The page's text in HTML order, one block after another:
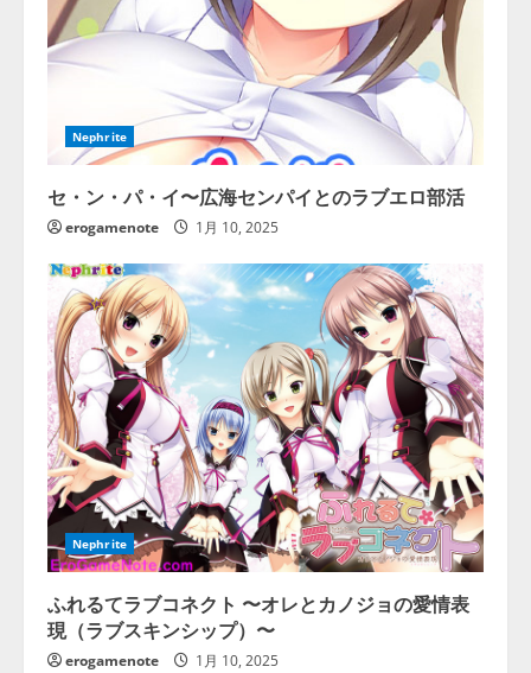
Nephrite
セ・ン・パ・イ〜広海センパイとのラブエロ部活
erogamenote 1月 10, 2025
Nephrite
ふれるてラブコネクト 〜オレとカノジョの愛情表
現（ラブスキンシップ）〜
erogamenote 1月 10, 2025